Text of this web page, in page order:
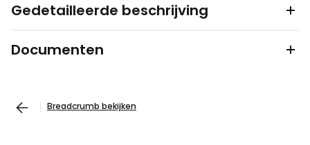
Gedetailleerde beschrijving
Documenten
Breadcrumb bekijken